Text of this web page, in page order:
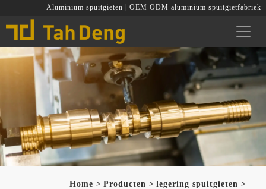
Aluminium spuitgieten | OEM ODM aluminium spuitgietfabriek
Home Producten
legering spuitgieten